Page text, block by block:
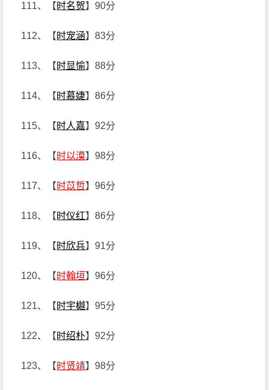
111、【时名贺】90分
112、【时宠涵】83分
113、【时显愉】88分
114、【时慕婕】86分
115、【时人嘉】92分
116、【时以漠】98分
117、【时苡哲】96分
118、【时仪红】86分
119、【时欣兵】91分
120、【时翰垣】96分
121、【时宇樾】95分
122、【时绍朴】92分
123、【时贤靖】98分